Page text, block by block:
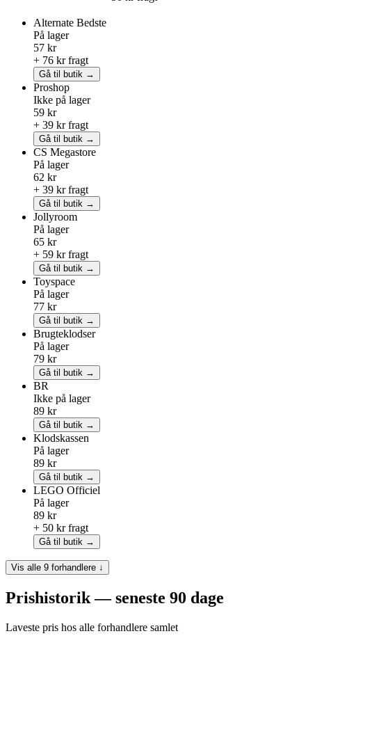
Alternate Bedste
På lager
57 kr
+ 76 kr fragt
Gå til butik →
Proshop
Ikke på lager
59 kr
+ 39 kr fragt
Gå til butik →
CS Megastore
På lager
62 kr
+ 39 kr fragt
Gå til butik →
Jollyroom
På lager
65 kr
+ 59 kr fragt
Gå til butik →
Toyspace
På lager
77 kr
Gå til butik →
Brugteklodser
På lager
79 kr
Gå til butik →
BR
Ikke på lager
89 kr
Gå til butik →
Klodskassen
På lager
89 kr
Gå til butik →
LEGO Officiel
På lager
89 kr
+ 50 kr fragt
Gå til butik →
Vis alle 9 forhandlere ↓
Prishistorik — seneste 90 dage
Laveste pris hos alle forhandlere samlet